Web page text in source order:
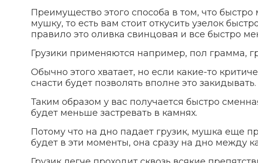
Преимущество этого способа в том, что
мушку, то есть вам стоит откусить узелок
правило это оливка свинцовая и все быстро
Грузики применяются например, пол грамма,
Обычно этого хватает, но если какие-то
снасти будет позволять вполне это закидывать.
Таким образом у вас получается быстро
будет меньше застревать в камнях.
Потому что на дно падает грузик, мушка еще
будет в эти моменты, она сразу на дно между